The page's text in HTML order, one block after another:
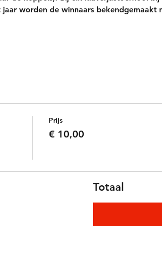
worden de winnaars
Prijs
€ 10,00
Totaal